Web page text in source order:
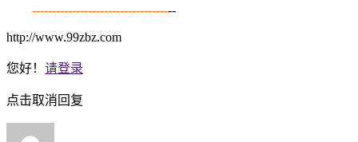
------------------------------------
http://www.99zbz.com
您好！ 请登录
点击取消回复